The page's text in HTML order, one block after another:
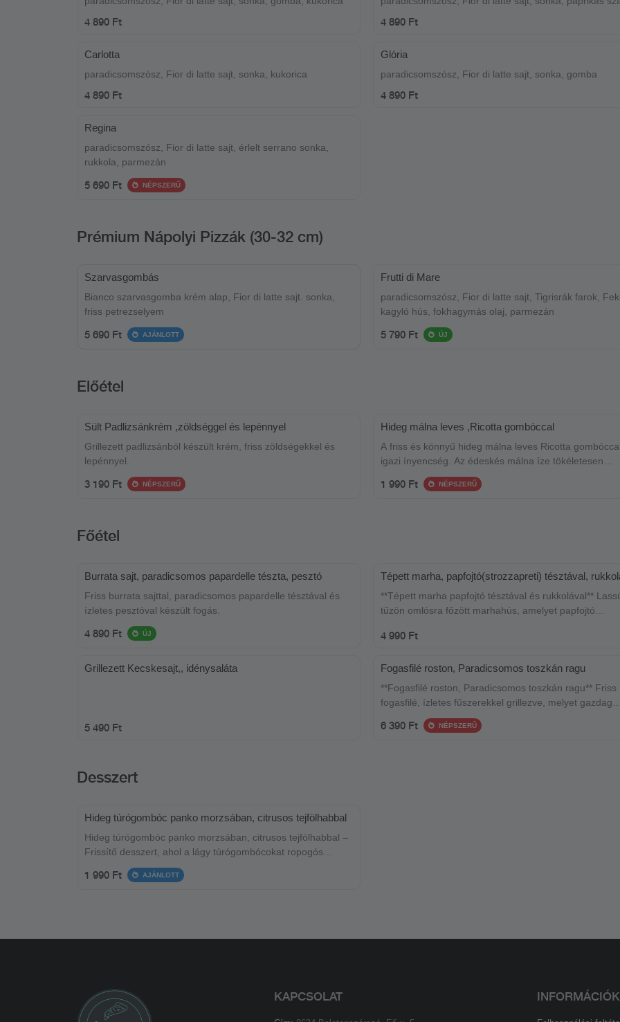
4 890 Ft 4 890 Ft
Carlotta
paradicsomszósz, Fior di latte sajt, sonka, kukorica
4 890 Ft
Glória
paradicsomszósz, Fior di latte sajt, sonka, gomba
4 890 Ft
Regina
paradicsomszósz, Fior di latte sajt, érlelt serrano sonka,
rukkola, parmezán
5 690 Ft NÉPSZERŰ
Prémium Nápolyi Pizzák (30-32 cm)
Szarvasgombás
Bianco szarvasgomba krém alap, Fior di latte sajt. sonka,
friss petrezselyem
5 690 Ft AJÁNLOTT
Frutti di Mare
paradicsomszósz, Fior di latte sajt, Tigrisrák farok,
kagyló hús, fokhagymás olaj, parmezán
5 790 Ft ÚJ
Előétel
Sült Padlizsánkrém ,zöldséggel és lepénnyel
Grillezett padlizsánból készült krém, friss zöldségekkel és
lepénnyel.
3 190 Ft NÉPSZERŰ
Hideg málna leves ,Ricotta gombóccal
A friss és könnyű hideg málna leves Ricotta
igazi ínyencség. Az édeskés málna íze tökéletesen
harmonizál a krémes Ricotta gombócokkal, amelyek
finoman olvadnak a levesben. Egy tökéletes választás
1 990 Ft NÉPSZERŰ
Főétel
Burrata sajt, paradicsomos papardelle tészta, pesztó
Friss burrata sajttal, paradicsomos papardelle tésztával és
ízletes pesztóval készült fogás.
4 890 Ft ÚJ
Tépett marha, papfojtó(strozzapreti) tésztával,
**Tépett marha papfojtó tésztával és rukkolával** Lassú
tűzön omlósra főzött marhahús, amelyet papfojtó
tökéletes harmóniája, melyet a rukkola enyhén borsos
garantáltan elvarázsol.
4 990 Ft
Grillezett Kecskesajt,, idénysaláta
5 490 Ft
Fogasfilé roston, Paradicsomos toszkán ragu
**Fogasfilé roston, Paradicsomos toszkán ragu** Friss
fogasfilé, ízletes fűszerekkel grillezve, melyet gazdag
paradicsomos toszkán ragu kísér. Az étel harmonikus
ízvilága tökéletes választás a tenger gyümölcseinek
6 390 Ft NÉPSZERŰ
Desszert
Hideg túrógombóc panko morzsában, citrusos tejfölhabbal
Hideg túrógombóc panko morzsában, citrusos tejfölhabbal –
Frissítő desszert, ahol a lágy túrógombócokat ropogós
pánkó morzsa öleli körül, mindezt pedig egy könnyed,
citrusos tejfölhab koronázza meg.
1 990 Ft AJÁNLOTT
KAPCSOLAT INFORMÁCIÓK